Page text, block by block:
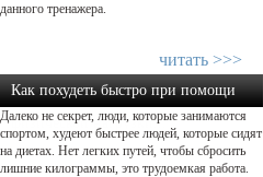
данного тренажера.
читать >>>
Как похудеть быстро при помощи
физической нагрузки...
Далеко не секрет, люди, которые занимаются
спортом, худеют быстрее людей, которые сидят
на диетах. Нет легких путей, чтобы сбросить
лишние килограммы, это трудоемкая работа.